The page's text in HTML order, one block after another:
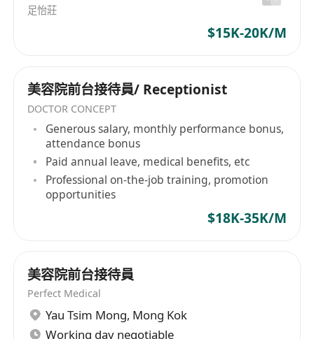
足怡莊
$15K-20K/M
美容院前台接待員/ Receptionist
DOCTOR CONCEPT
Generous salary, monthly performance bonus,
attendance bonus
Paid annual leave, medical benefits, etc
Professional on-the-job training, promotion
opportunities
$18K-35K/M
美容院前台接待員
Perfect Medical
Yau Tsim Mong, Mong Kok
Working day negotiable